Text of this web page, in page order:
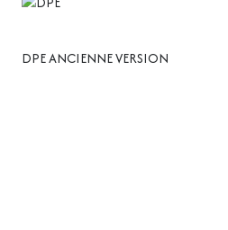
DPE ANCIENNE VERSION